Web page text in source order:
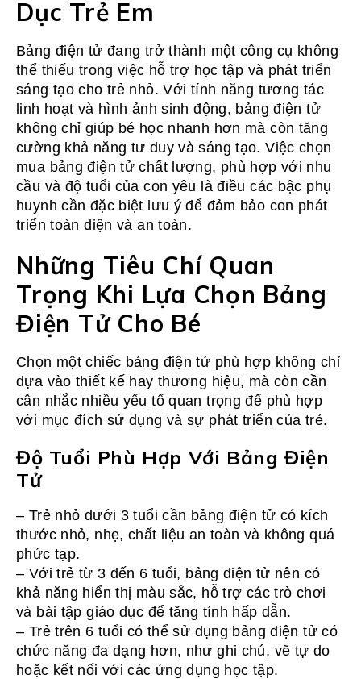
Dục Trẻ Em
Bảng điện tử đang trở thành một công cụ không
thể thiếu trong việc hỗ trợ học tập và phát triển
sáng tạo cho trẻ nhỏ. Với tính năng tương tác
linh hoạt và hình ảnh sinh động, bảng điện tử
không chỉ giúp bé học nhanh hơn mà còn tăng
cường khả năng tư duy và sáng tạo. Việc chọn
mua bảng điện tử chất lượng, phù hợp với nhu
cầu và độ tuổi của con yêu là điều các bậc phụ
huynh cần đặc biệt lưu ý để đảm bảo con phát
triển toàn diện và an toàn.
Những Tiêu Chí Quan
Trọng Khi Lựa Chọn Bảng
Điện Tử Cho Bé
Chọn một chiếc bảng điện tử phù hợp không chỉ
dựa vào thiết kế hay thương hiệu, mà còn cần
cân nhắc nhiều yếu tố quan trọng để phù hợp
với mục đích sử dụng và sự phát triển của trẻ.
Độ Tuổi Phù Hợp Với Bảng Điện
Tử
– Trẻ nhỏ dưới 3 tuổi cần bảng điện tử có kích
thước nhỏ, nhẹ, chất liệu an toàn và không quá
phức tạp.
– Với trẻ từ 3 đến 6 tuổi, bảng điện tử nên có
khả năng hiển thị màu sắc, hỗ trợ các trò chơi
và bài tập giáo dục để tăng tính hấp dẫn.
– Trẻ trên 6 tuổi có thể sử dụng bảng điện tử có
chức năng đa dạng hơn, như ghi chú, vẽ tự do
hoặc kết nối với các ứng dụng học tập.